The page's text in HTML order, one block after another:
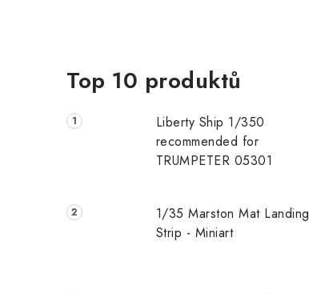
Top 10 produktů
Liberty Ship 1/350
recommended for
TRUMPETER 05301
1/35 Marston Mat Landing
Strip - Miniart